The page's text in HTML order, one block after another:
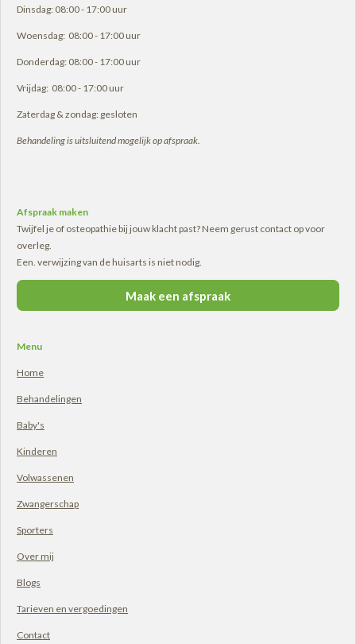
Dinsdag: 08:00 - 17:00 uur
Woensdag: 08:00 - 17:00 uur
Donderdag: 08:00 - 17:00 uur
Vrijdag: 08:00 - 17:00 uur
Zaterdag & zondag: gesloten
Behandeling is uitsluitend mogelijk op afspraak.
Afspraak maken
Twijfel je of osteopathie bij jouw klacht past? Neem gerust contact op voor
overleg.
Een. verwijzing van de huisarts is niet nodig.
Maak een afspraak
Menu
Home
Behandelingen
Baby's
Kinderen
Volwassenen
Zwangerschap
Sporters
Over mij
Blogs
Tarieven en vergoedingen
Contact